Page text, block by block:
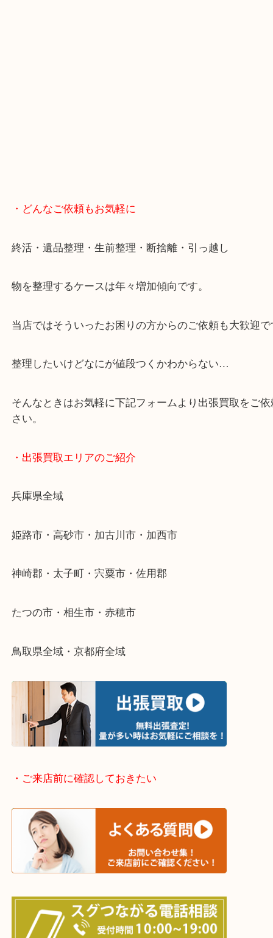
・Googleマップ
当店ではそういったお困りの方からのご依頼も大歓
整理したいけどなにが値段つくかわからない…
さい。
・出張買取エリアのご紹介
兵庫県全域
姫路市・高砂市・加古川市・加西市